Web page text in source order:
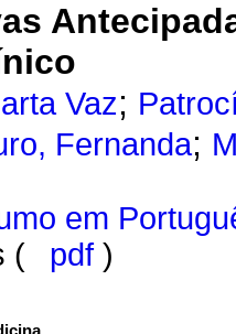
Vaz;
Fernanda;
em
(
pdf )